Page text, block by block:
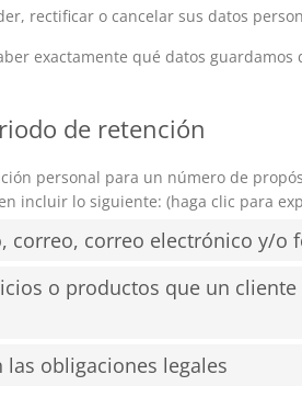
rectificar o cancelar sus datos
exactamente qué datos guardamos
de retención
personal para un número de
incluir lo siguiente: (haga clic para
correo, correo electrónico y/o
o productos que un
obligaciones legales